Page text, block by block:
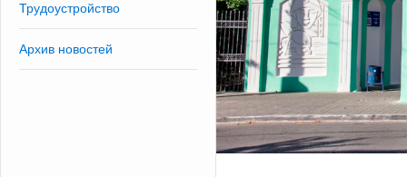
Трудоустройство
Архив новостей